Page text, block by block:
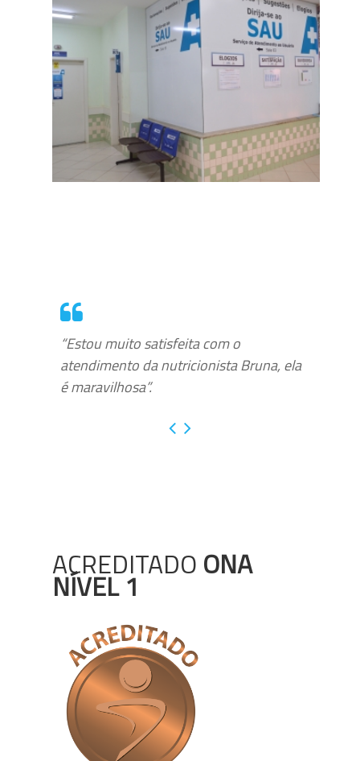
“Estou muito satisfeita com o
atendimento da nutricionista Bruna, ela
é maravilhosa”.
ACREDITADO ONA
NÍVEL 1